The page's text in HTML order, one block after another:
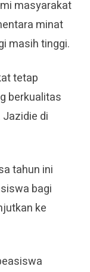
masyarakat
minat
masih tinggi.
tetap
berkualitas
Jazidie di
tahun ini
bagi
ke